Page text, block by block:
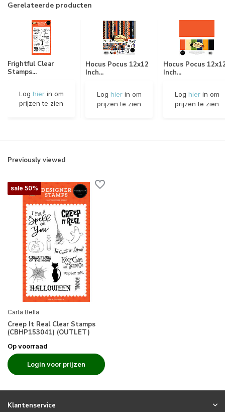
Gerelateerde producten
Frightful Clear
Stamps...
Log hierin om
prijzen te zien
Hocus Pocus 12x12
Inch...
Log hierin om
prijzen te zien
Hocus Pocus
Inch...
Log hierin om
prijzen te zien
Previously viewed
sale 50%
Carta Bella
Creep It Real Clear Stamps
(CBHP153041) (OUTLET)
Op voorraad
Login voor prijzen
Klantenservice